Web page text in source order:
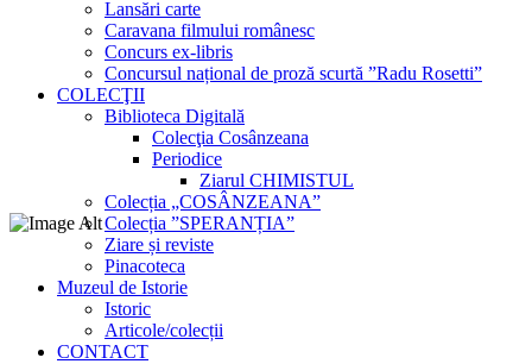
Lansări carte
Caravana filmului românesc
Concurs ex-libris
Concursul național de proză scurtă ”Radu Rosetti”
COLECŢII
Biblioteca Digitală
Colecţia Cosânzeana
Periodice
Ziarul CHIMISTUL
Colecția „COSÂNZEANA”
Colecția ”SPERANȚIA”
Ziare și reviste
Pinacoteca
Muzeul de Istorie
Istoric
Articole/colecții
CONTACT